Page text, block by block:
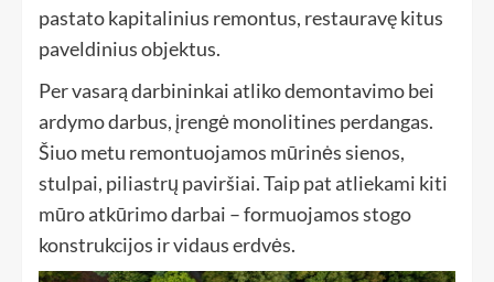
pastato kapitalinius remontus, restauravę kitus
paveldinius objektus.
Per vasarą darbininkai atliko demontavimo bei
ardymo darbus, įrengė monolitines perdangas.
Šiuo metu remontuojamos mūrinės sienos,
stulpai, piliastrų paviršiai. Taip pat atliekami kiti
mūro atkūrimo darbai – formuojamos stogo
konstrukcijos ir vidaus erdvės.